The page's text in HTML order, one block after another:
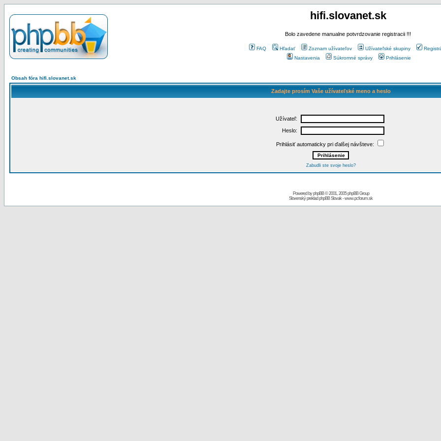
hifi.slovanet.sk
Bolo zavedene manualne potvrdzovanie registracii !!!
FAQ Hľadať Zoznam užívateľov Užívateľské skupiny
Nastavenia
Súkromné správy Prihlásenie
Obsah fóra hifi.slovanet.sk
Zadajte prosím Vaše užívateľské meno a heslo
Užívateľ:
Heslo:
Prihlásiť automaticky pri ďalšej návšteve:
Zabudli ste svoje heslo?
Powered byphpBB© 2001, 2005 phpBB Group
Slovenský preklad phpBB Slovak-www.pcforum.sk